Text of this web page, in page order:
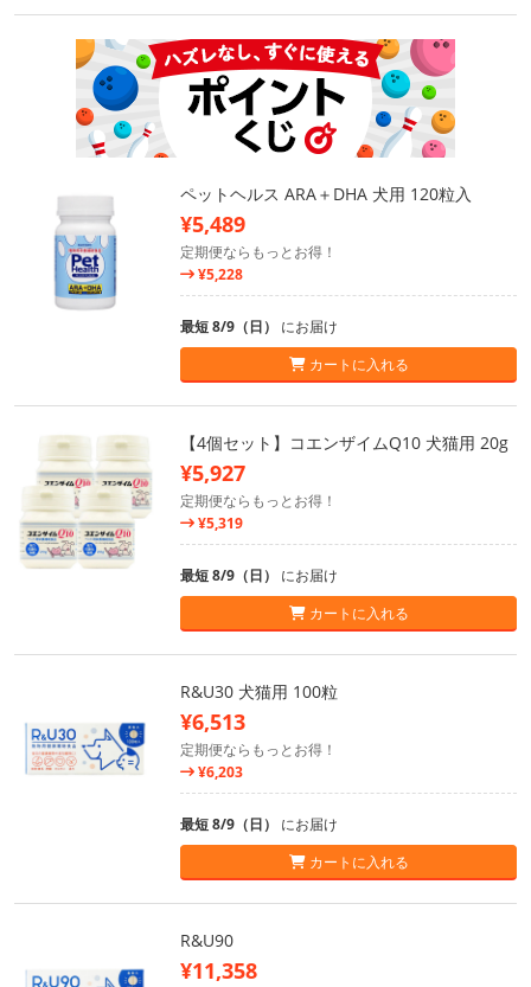
ペットヘルス ARA＋DHA 犬用 120粒入
¥5,489
定期便ならもっとお得！
¥5,228
最短 8/9（日） にお届け
カートに入れる
【4個セット】コエンザイムQ10 犬猫用 20g
¥5,927
定期便ならもっとお得！
¥5,319
最短 8/9（日） にお届け
カートに入れる
R&U30 犬猫用 100粒
¥6,513
定期便ならもっとお得！
¥6,203
最短 8/9（日） にお届け
カートに入れる
R&U90
¥11,358